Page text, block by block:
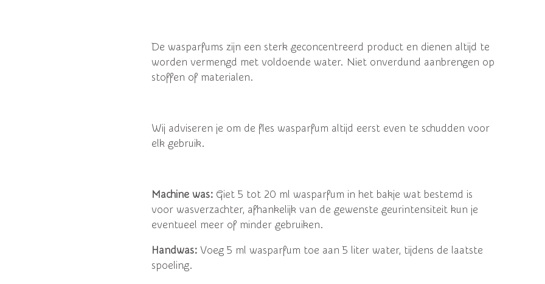
De wasparfums zijn een sterk geconcentreerd product en dienen altijd te
worden vermengd met voldoende water. Niet onverdund aanbrengen op
stoffen of materialen.
Wij adviseren je om de fles wasparfum altijd eerst even te schudden voor
elk gebruik.
Machine was: Giet 5 tot 20 ml wasparfum in het bakje wat bestemd is
voor wasverzachter, afhankelijk van de gewenste geurintensiteit kun je
eventueel meer of minder gebruiken.
Handwas: Voeg 5 ml wasparfum toe aan 5 liter water, tijdens de laatste
spoeling.